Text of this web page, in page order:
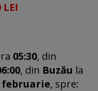
LEI
05:30, din
, din Buzău la
februarie, spre: